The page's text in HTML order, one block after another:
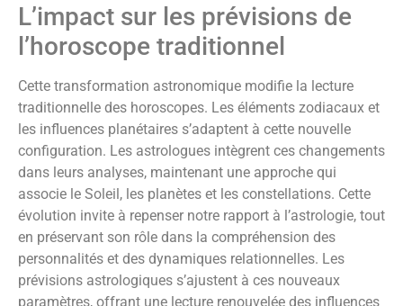
L’impact sur les prévisions de
l’horoscope traditionnel
Cette transformation astronomique modifie la lecture
traditionnelle des horoscopes. Les éléments zodiacaux et
les influences planétaires s’adaptent à cette nouvelle
configuration. Les astrologues intègrent ces changements
dans leurs analyses, maintenant une approche qui
associe le Soleil, les planètes et les constellations. Cette
évolution invite à repenser notre rapport à l’astrologie, tout
en préservant son rôle dans la compréhension des
personnalités et des dynamiques relationnelles. Les
prévisions astrologiques s’ajustent à ces nouveaux
paramètres, offrant une lecture renouvelée des influences